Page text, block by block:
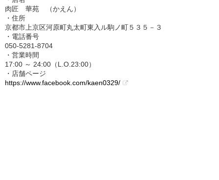
肉匠 華苑 （かえん）
・住所
京都市上京区河原町丸太町東入ル駒ノ町５３５－３
・電話番号
050-5281-8704
・営業時間
17:00 ～ 24:00（L.O.23:00）
・店舗ページ
https://www.facebook.com/kaen0329/